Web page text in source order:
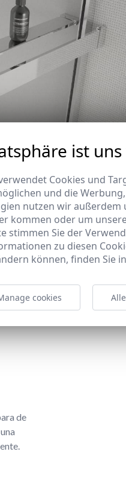
de
ist
Cookies und
und die
nutzen wir
kommen oder um
stimmen Sie der
zu diesen
können, finden Sie
cookies